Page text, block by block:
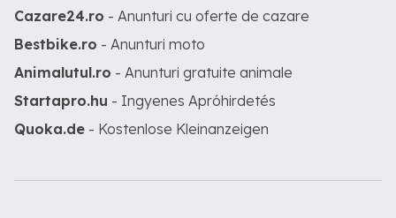
Cazare24.ro - Anunturi cu oferte de cazare
Bestbike.ro - Anunturi moto
Animalutul.ro - Anunturi gratuite animale
Startapro.hu - Ingyenes Apróhirdetés
Quoka.de - Kostenlose Kleinanzeigen